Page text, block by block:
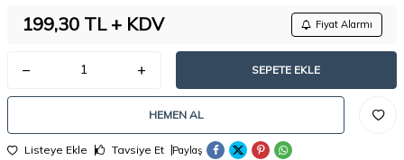
199,30 TL + KDV Fiyat Alarmı
SEPETE EKLE
HEMEN AL
Listeye Ekle Tavsiye Et Paylaş